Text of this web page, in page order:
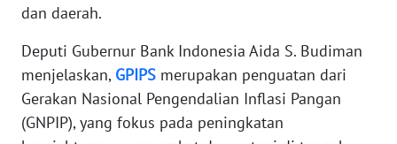
dan daerah.
Deputi Gubernur Bank Indonesia Aida S. Budiman
menjelaskan, GPIPS merupakan penguatan dari
Gerakan Nasional Pengendalian Inflasi Pangan
(GNPIP), yang fokus pada peningkatan
DISCLAIMER
Wahana
News